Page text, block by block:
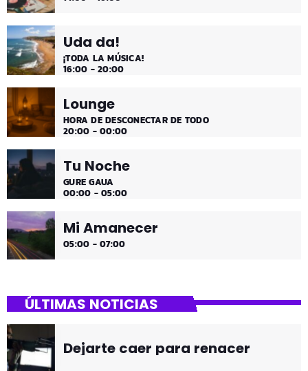
Uda da!
¡TODA LA MÚSICA!
16:00 - 20:00
Lounge
HORA DE DESCONECTAR DE TODO
20:00 - 00:00
Tu Noche
GURE GAUA
00:00 - 05:00
Mi Amanecer
05:00 - 07:00
ÚLTIMAS NOTICIAS
Dejarte caer para renacer